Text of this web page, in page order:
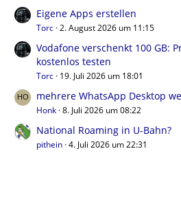
Eigene Apps erstellen
Torc 2. August 2026 um 11:15
Vodafone verschenkt 100 GB:
kostenlos testen
Torc 19. Juli 2026 um 18:01
mehrere WhatsApp Desktop
Honk 8. Juli 2026 um 08:22
National Roaming in U-Bahn?
pithein 4. Juli 2026 um 22:31